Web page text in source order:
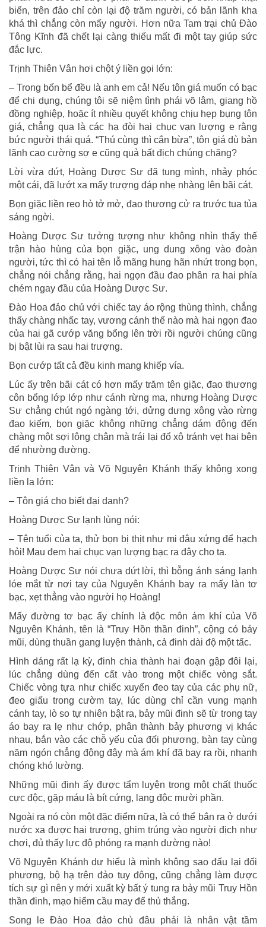
biển, trên đảo chỉ còn lại độ trăm người, có bản lãnh kha
khá thì chẳng còn mấy người. Hơn nữa Tam trại chủ Đào
Tông Kĩnh đã chết lại càng thiếu mất đi một tay giúp sức
đắc lực.
Trịnh Thiên Vân hơi chột ý liền gọi lớn:
– Trong bốn bể đều là anh em cả! Nếu tôn giá muốn có bạc
để chi dụng, chúng tôi sẽ niệm tình phái võ lâm, giang hồ
đồng nghiệp, hoặc ít nhiều quyết không chịu hẹp bụng tôn
giá, chẳng qua là các hạ đòi hai chục vạn lượng e rằng
bức người thái quá. “Thú cùng thì cắn bừa”, tôn giá dù bản
lãnh cao cường sợ e cũng quả bất địch chúng chăng?
Lời vừa dứt, Hoàng Dược Sư đã tung mình, nhảy phóc
một cái, đã lướt xa mấy trượng đáp nhẹ nhàng lên bãi cát.
Bọn giặc liền reo hò tở mở, đao thương cử ra trước tua tủa
sáng ngời.
Hoàng Dược Sư tưởng tượng như không nhìn thấy thế
trận hào hùng của bọn giặc, ung dung xông vào đoàn
người, tức thì có hai tên lỗ mãng hung hãn nhứt trong bọn,
chẳng nói chẳng rằng, hai ngọn đầu đao phân ra hai phía
chém ngay đầu của Hoàng Dược Sư.
Đào Hoa đảo chủ với chiếc tay áo rộng thùng thình, chẳng
thấy chàng nhấc tay, vương cánh thế nào mà hai ngọn đao
của hai gã cướp văng bổng lên trời rồi người chúng cũng
bị bật lùi ra sau hai trượng.
Bọn cướp tất cả đều kinh mang khiếp vía.
Lúc ấy trên bãi cát có hơn mấy trăm tên giặc, đao thương
côn bổng lớp lớp như cánh rừng ma, nhưng Hoàng Dược
Sư chẳng chút ngó ngàng tới, dửng dưng xông vào rừng
đao kiếm, bọn giặc không những chẳng dám động đến
chàng một sợi lông chân mà trái lại đổ xô tránh vẹt hai bên
để nhường đường.
Trịnh Thiên Vân và Võ Nguyên Khánh thấy không xong
liền la lớn:
– Tôn giá cho biết đại danh?
Hoàng Dược Sư lạnh lùng nói:
– Tên tuổi của ta, thử bọn bị thịt như mi đâu xứng để hạch
hỏi! Mau đem hai chục vạn lượng bạc ra đây cho ta.
Hoàng Dược Sư nói chưa dứt lời, thì bỗng ánh sáng lạnh
lóe mắt từ nơi tay của Nguyên Khánh bay ra mấy làn tơ
bạc, xẹt thẳng vào người họ Hoàng!
Mấy đường tơ bạc ấy chính là độc môn ám khí của Võ
Nguyên Khánh, tên là “Truy Hồn thần đinh”, cộng có bảy
mũi, dùng thuần gang luyện thành, cả đinh dài độ một tấc.
Hình dáng rất lạ kỳ, đinh chia thành hai đoạn gập đôi lại,
lúc chẳng dùng đến cất vào trong một chiếc vòng sắt.
Chiếc vòng tựa như chiếc xuyến đeo tay của các phụ nữ,
đeo giấu trong cườm tay, lúc dùng chỉ cần vung mạnh
cánh tay, lò so tự nhiên bật ra, bảy mũi đinh sẽ từ trong tay
áo bay ra lẹ như chớp, phân thành bảy phương vị khác
nhau, bắn vào các chỗ yếu của đối phương, bàn tay cùng
năm ngón chẳng động đậy mà ám khí đã bay ra rồi, nhanh
chóng khó lường.
Những mũi đinh ấy được tẩm luyện trong một chất thuốc
cực độc, gặp máu là bít cứng, lang độc mười phần.
Ngoài ra nó còn một đặc điểm nữa, là có thể bắn ra ở dưới
nước xa được hai trượng, ghim trúng vào người địch như
chơi, đủ thấy lực độ phóng ra mạnh dường nào!
Võ Nguyên Khánh dư hiểu là mình không sao đấu lại đối
phương, bộ hạ trên đảo tuy đông, cũng chẳng làm được
tích sự gì nên y mới xuất kỳ bất ý tung ra bảy mũi Truy Hồn
thần đinh, mạo hiểm cầu may để thủ thắng.
Song le Đào Hoa đảo chủ đâu phải là nhân vật tầm